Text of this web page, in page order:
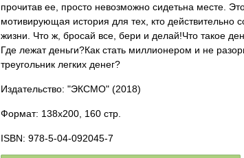
прочитав ее, просто невозможно сидетьна месте.
мотивирующая история для тех, кто действительно
жизни. Что ж, бросай все, бери и делай!Что такое
Где лежат деньги?Как стать миллионером и не
треугольник легких денег?
Издательство: "ЭКСМО" (2018)
Формат: 138x200, 160 стр.
ISBN: 978-5-04-092045-7